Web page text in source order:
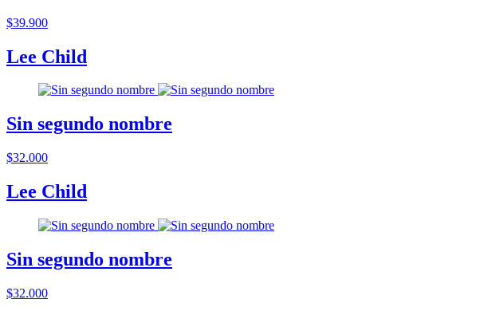
$39.900
Lee Child
Sin segundo nombre
$32.000
Lee Child
Sin segundo nombre
$32.000